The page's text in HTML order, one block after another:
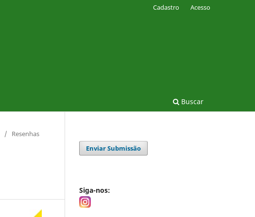
Buscar
Cadastro Acesso
/
Resenhas
Enviar Submissão
Siga-nos: